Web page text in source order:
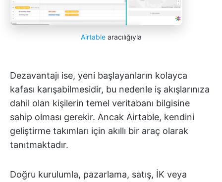
Airtablearacılığıyla
Dezavantajı ise, yeni başlayanların kolayca
kafası karışabilmesidir, bu nedenle iş akışlarınıza
dahil olan kişilerin temel veritabanı bilgisine
sahip olması gerekir. Ancak Airtable, kendini
geliştirme takımları için akıllı bir araç olarak
tanıtmaktadır.
Doğru kurulumla, pazarlama, satış, İK veya